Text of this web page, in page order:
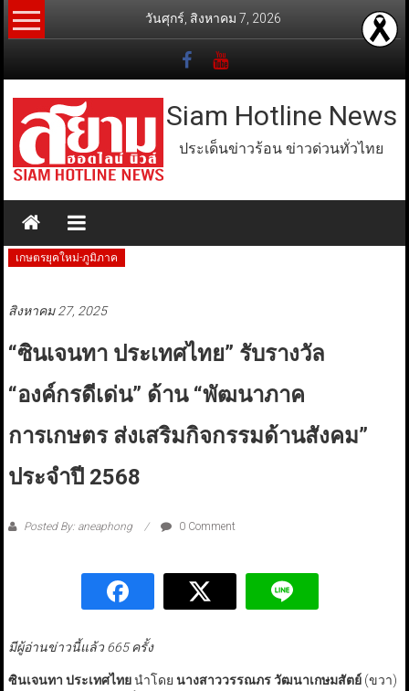
Skip
to
วันศุกร์, สิงหาคม 7, 2026
Siam Hotline News
ประเด็นข่าวร้อน ข่าวด่วนทั่วไทย
เกษตรยุคใหม่-ภูมิภาค
สิงหาคม 27, 2025
“ซินเจนทา ประเทศไทย” รับรางวัล
“องค์กรดีเด่น” ด้าน “พัฒนาภาค
การเกษตร ส่งเสริมกิจกรรมด้านสังคม”
ประจำปี 2568
Posted By: aneaphong 0 Comment
มีผู้อ่านข่าวนี้แล้ว 665 ครั้ง
ซินเจนทา ประเทศไทยนำโดย นางสาววรรณภร วัฒนาเกษมสัตย์(ขวา)